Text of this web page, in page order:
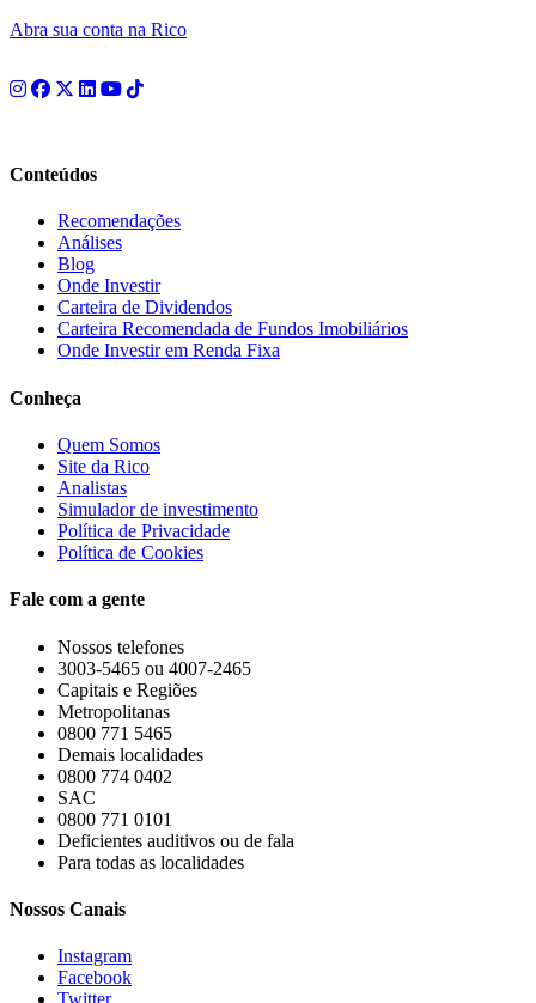
Abra sua conta na Rico
Conteúdos
Recomendações
Análises
Blog
Onde Investir
Carteira de Dividendos
Carteira Recomendada de Fundos Imobiliários
Onde Investir em Renda Fixa
Conheça
Quem Somos
Site da Rico
Analistas
Simulador de investimento
Política de Privacidade
Política de Cookies
Fale com a gente
Nossos telefones
3003-5465 ou 4007-2465
Capitais e Regiões
Metropolitanas
0800 771 5465
Demais localidades
0800 774 0402
SAC
0800 771 0101
Deficientes auditivos ou de fala
Para todas as localidades
Nossos Canais
Instagram
Facebook
Twitter